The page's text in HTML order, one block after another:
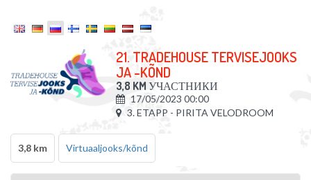
21. TRADEHOUSE TERVISEJOOKS
JA -KÕND
3,8 KM УЧАСТНИКИ
17/05/2023 00:00
3. ETAPP - PIRITA VELODROOM
3,8 km Virtuaaljooks/kõnd